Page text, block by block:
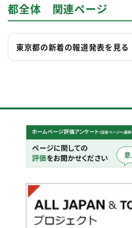
都全体 関連ページ
東京都の新着の報道発表を見る